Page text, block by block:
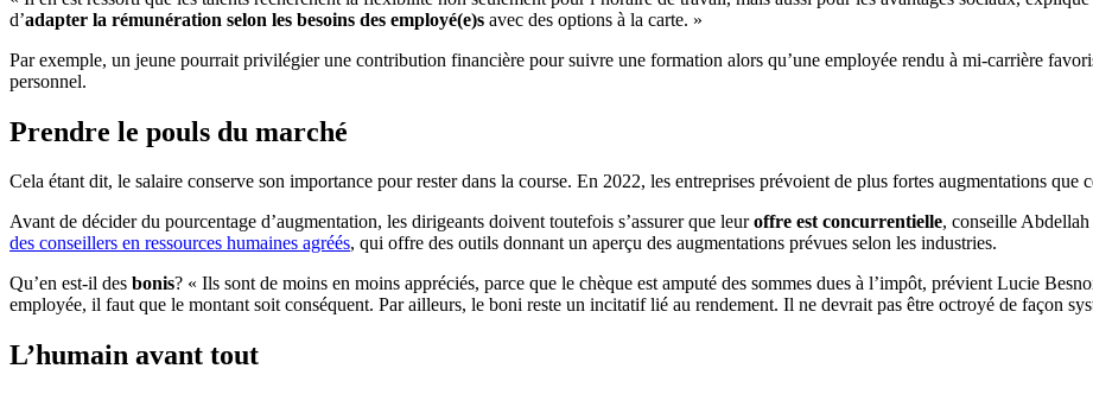
d’adapter la rémunération selon les besoins des employé(e)s avec des options à la carte. »
Par exemple, un jeune pourrait privilégier une contribution financière pour suivre une formation alors qu’une employée rendu à mi-carrière
personnel.
Prendre le pouls du marché
Cela étant dit, le salaire conserve son importance pour rester dans la course. En 2022, les entreprises prévoient de plus fortes augmentations que
Avant de décider du pourcentage d’augmentation, les dirigeants doivent toutefois s’assurer que leuroffre est concurrentielle, conseille
des conseillers en ressources humaines agréés, qui offre des outils donnant un aperçu des augmentations prévues selon les industries.
Qu’en est-il des bonis? « Ils sont de moins en moins appréciés, parce que le chèque est amputé des sommes dues à l’impôt, prévient Lucie
employée, il faut que le montant soit conséquent. Par ailleurs, le boni reste un incitatif lié au rendement. Il ne devrait pas être octroyé de façon
L’humain avant tout